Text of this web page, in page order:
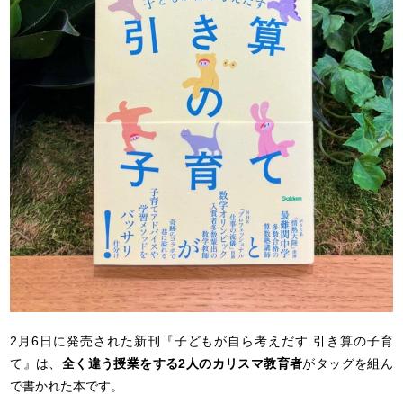
2月6日に発売された新刊『子どもが自ら考えだす 引き算の子育
て』は、 全く違う授業をする2人のカリスマ教育者がタッグを組ん
で書かれた本です。